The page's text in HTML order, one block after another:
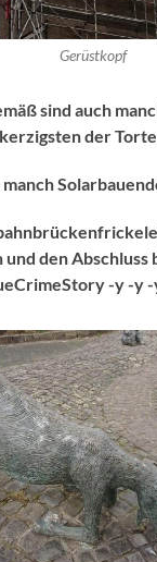
Gerüstkopf
sind auch
der Torte
den Abschluss
-y -y -